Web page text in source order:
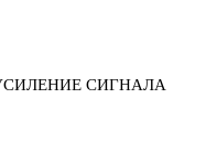
СИГНАЛА